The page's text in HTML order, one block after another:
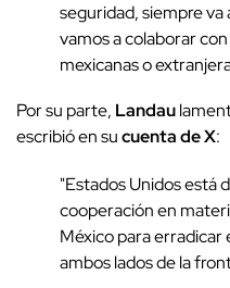
seguridad, siempre va
vamos a colaborar
mexicanas o
Por su parte, Landau
escribió en sucuenta de X:
"Estados Unidos está
cooperación en
México para erradicar
ambos lados de la